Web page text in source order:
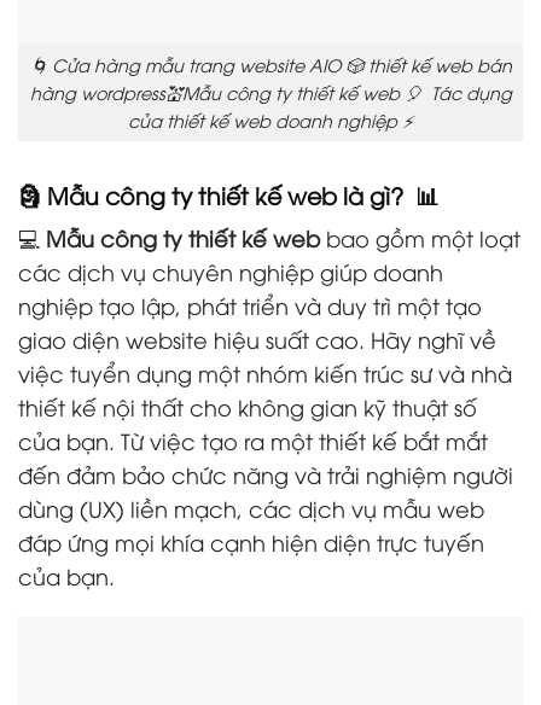
🌀 Cửa hàng mẫu trang website AIO 🎲 thiết kế web bán
hàng wordpress💒Mẫu công ty thiết kế web 🎈 Tác dụng
của thiết kế web doanh nghiệp ⚡
🗿 Mẫu công ty thiết kế web là gì? 📊
💻 Mẫu công ty thiết kế webbao gồm một loạt
các dịch vụ chuyên nghiệp giúp doanh
nghiệp tạo lập, phát triển và duy trì một tạo
giao diện website hiệu suất cao. Hãy nghĩ về
việc tuyển dụng một nhóm kiến trúc sư và nhà
thiết kế nội thất cho không gian kỹ thuật số
của bạn. Từ việc tạo ra một thiết kế bắt mắt
đến đảm bảo chức năng và trải nghiệm người
dùng (UX) liền mạch, các dịch vụ mẫu web
đáp ứng mọi khía cạnh hiện diện trực tuyến
của bạn.